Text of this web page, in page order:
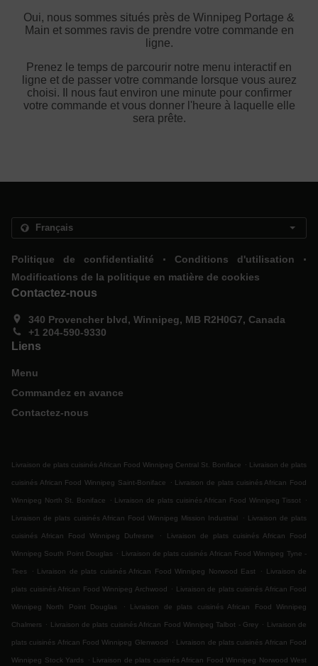
Oui, nous sommes situés près de Winnipeg Portage &
Main et sommes ravis de prendre votre commande en
ligne.
Prenez le temps de parcourir notre menu interactif en
ligne et de passer votre commande lorsque vous aurez
choisi. Il nous faut environ une minute pour confirmer
votre commande et vous donner l'heure à laquelle elle
sera prête.
Politique de confidentialité . Conditions d'utilisation .
Modifications de la politique en matière de cookies
Contactez-nous
340 Provencher blvd, Winnipeg, MB R2H0G7, Canada
+1 204-590-9330
Liens
Menu
Commandez en avance
Contactez-nous
Livraison de plats cuisinés African Food Winnipeg Central St. Boniface . Livraison de plats
cuisinés African Food Winnipeg Saint-Boniface . Livraison de plats cuisinés African Food
Winnipeg North St. Boniface . Livraison de plats cuisinés African Food Winnipeg Tissot .
Livraison de plats cuisinés African Food Winnipeg Mission Industrial . Livraison de plats
cuisinés African Food Winnipeg Dufresne . Livraison de plats cuisinés African Food
Winnipeg South Point Douglas . Livraison de plats cuisinés African Food Winnipeg Tyne -
Tees . Livraison de plats cuisinés African Food Winnipeg Norwood East . Livraison de
plats cuisinés African Food Winnipeg Archwood . Livraison de plats cuisinés African Food
Winnipeg North Point Douglas . Livraison de plats cuisinés African Food Winnipeg
Chalmers . Livraison de plats cuisinés African Food Winnipeg Talbot - Grey . Livraison de
plats cuisinés African Food Winnipeg Glenwood . Livraison de plats cuisinés African Food
Winnipeg Stock Yards . Livraison de plats cuisinés African Food Winnipeg Norwood West